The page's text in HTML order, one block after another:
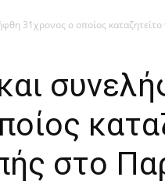
31χρονος ο οποίος
στο